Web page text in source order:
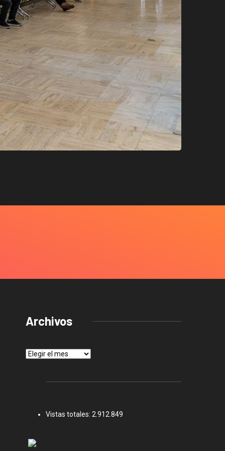
Archivos
Archivos
Vistas totales: 2.912.849